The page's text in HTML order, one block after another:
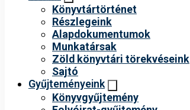
Könyvtártörténet
Részlegeink
Alapdokumentumok
Munkatársak
Zöld könyvtári törekvéseink
Sajtó
Gyűjteményeink
Könyvgyűjtemény